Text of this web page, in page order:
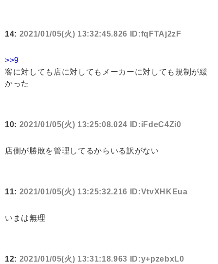
14: 2021/01/05(火) 13:32:45.826 ID:fqFTAj2zF
>>9
客に対しても店に対してもメーカーに対しても規制が緩
かった
10: 2021/01/05(火) 13:25:08.024 ID:iFdeC4Zi0
店側が勝敗を管理してるからいる訳がない
11: 2021/01/05(火) 13:25:32.216 ID:VtvXHKEua
いまは無理
12: 2021/01/05(火) 13:31:18.963 ID:y+pzebxL0